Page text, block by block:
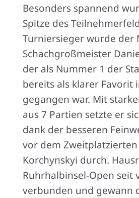
Besonders spannend
Spitze des
Turniersieger wurde der
Schachgroßmeister
der als Nummer 1 der
bereits als klarer Favorit
gegangen war. Mit
aus 7 Partien setzte er
dank der besseren
vor dem Zweitplatzierten
Korchynskyi durch.
Ruhrhalbinsel-Open seit
verbunden und gewann